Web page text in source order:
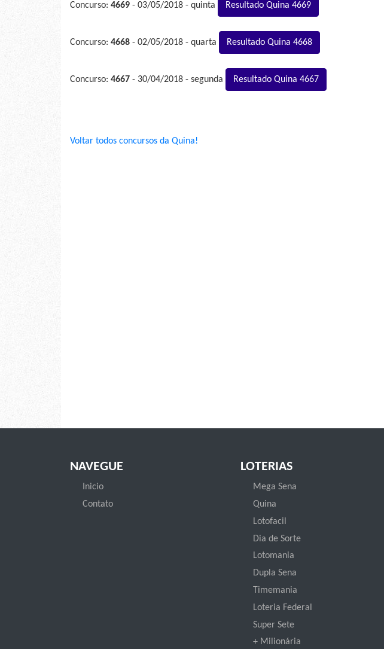
Concurso: 4669 - 03/05/2018 - quinta Resultado Quina 4669
Concurso: 4668 - 02/05/2018 - quarta Resultado Quina 4668
Concurso: 4667 - 30/04/2018 - segunda Resultado Quina 4667
Voltar todos concursos da Quina!
NAVEGUE
Inicio
Contato
LOTERIAS
Mega Sena
Quina
Lotofacil
Dia de Sorte
Lotomania
Dupla Sena
Timemania
Loteria Federal
Super Sete
+ Milionária